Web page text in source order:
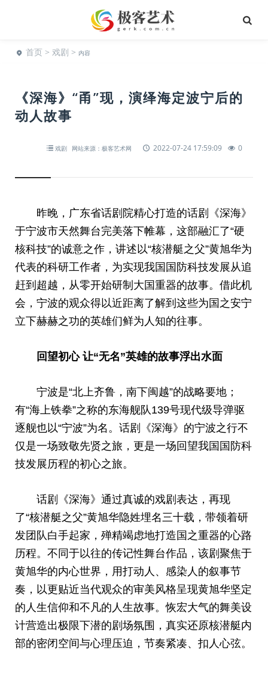
首页 > 戏剧 > 内容
《深海》“甬”现，演绎海定波宁后的
动人故事
戏剧 网站来源：极客艺术网 2022-07-24 17:59:09 0
昨晚，广东省话剧院精心打造的话剧《深海》
于宁波市天然舞台完美落下帷幕，这部融汇了“硬
核科技”的诚意之作，讲述以“核潜艇之父”黄旭华为
代表的科研工作者，为实现我国国防科技发展从追
赶到超越，从零开始研制大国重器的故事。借此机
会，宁波的观众得以近距离了解到这些为国之安宁
立下赫赫之功的英雄们鲜为人知的往事。
回望初心 让“无名”英雄的故事浮出水面
宁波是“北上齐鲁，南下闽越”的战略要地；
有“海上铁拳”之称的东海舰队139号现代级导弹驱
逐舰也以“宁波”为名。话剧《深海》的宁波之行不
仅是一场致敬先贤之旅，更是一场回望我国国防科
技发展历程的初心之旅。
话剧《深海》通过真诚的戏剧表达，再现
了“核潜艇之父”黄旭华隐姓埋名三十载，带领着研
发团队白手起家，殚精竭虑地打造国之重器的心路
历程。不同于以往的传记性舞台作品，该剧聚焦于
黄旭华的内心世界，用打动人、感染人的叙事节
奏，以更贴近当代观众的审美风格呈现黄旭华坚定
的人生信仰和不凡的人生故事。恢宏大气的舞美设
计营造出极限下潜的剧场氛围，真实还原核潜艇内
部的密闭空间与心理压迫，节奏紧凑、扣人心弦。